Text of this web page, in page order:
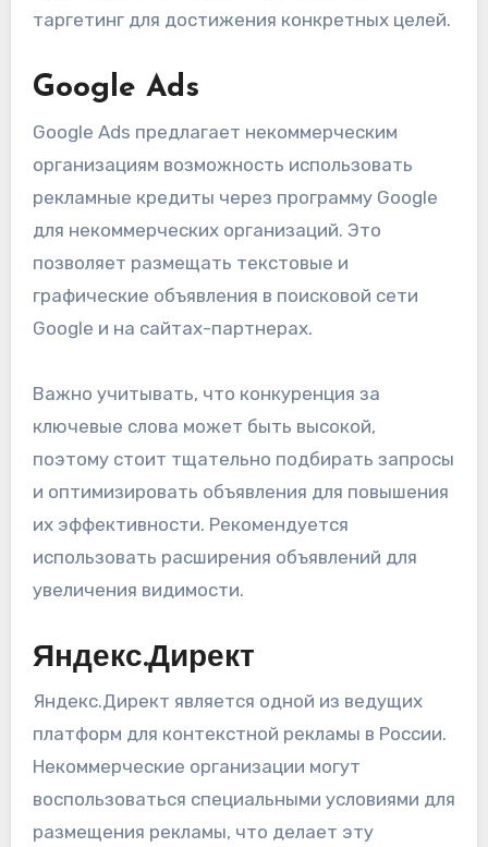
таргетинг для достижения конкретных целей.
Google Ads
Google Ads предлагает некоммерческим
организациям возможность использовать
рекламные кредиты через программу Google
для некоммерческих организаций. Это
позволяет размещать текстовые и
графические объявления в поисковой сети
Google и на сайтах-партнерах.
Важно учитывать, что конкуренция за
ключевые слова может быть высокой,
поэтому стоит тщательно подбирать запросы
и оптимизировать объявления для повышения
их эффективности. Рекомендуется
использовать расширения объявлений для
увеличения видимости.
Яндекс.Директ
Яндекс.Директ является одной из ведущих
платформ для контекстной рекламы в России.
Некоммерческие организации могут
воспользоваться специальными условиями для
размещения рекламы, что делает эту